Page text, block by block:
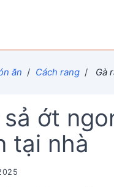
ăn / Cách rang / Gà
sả ớt
tại nhà